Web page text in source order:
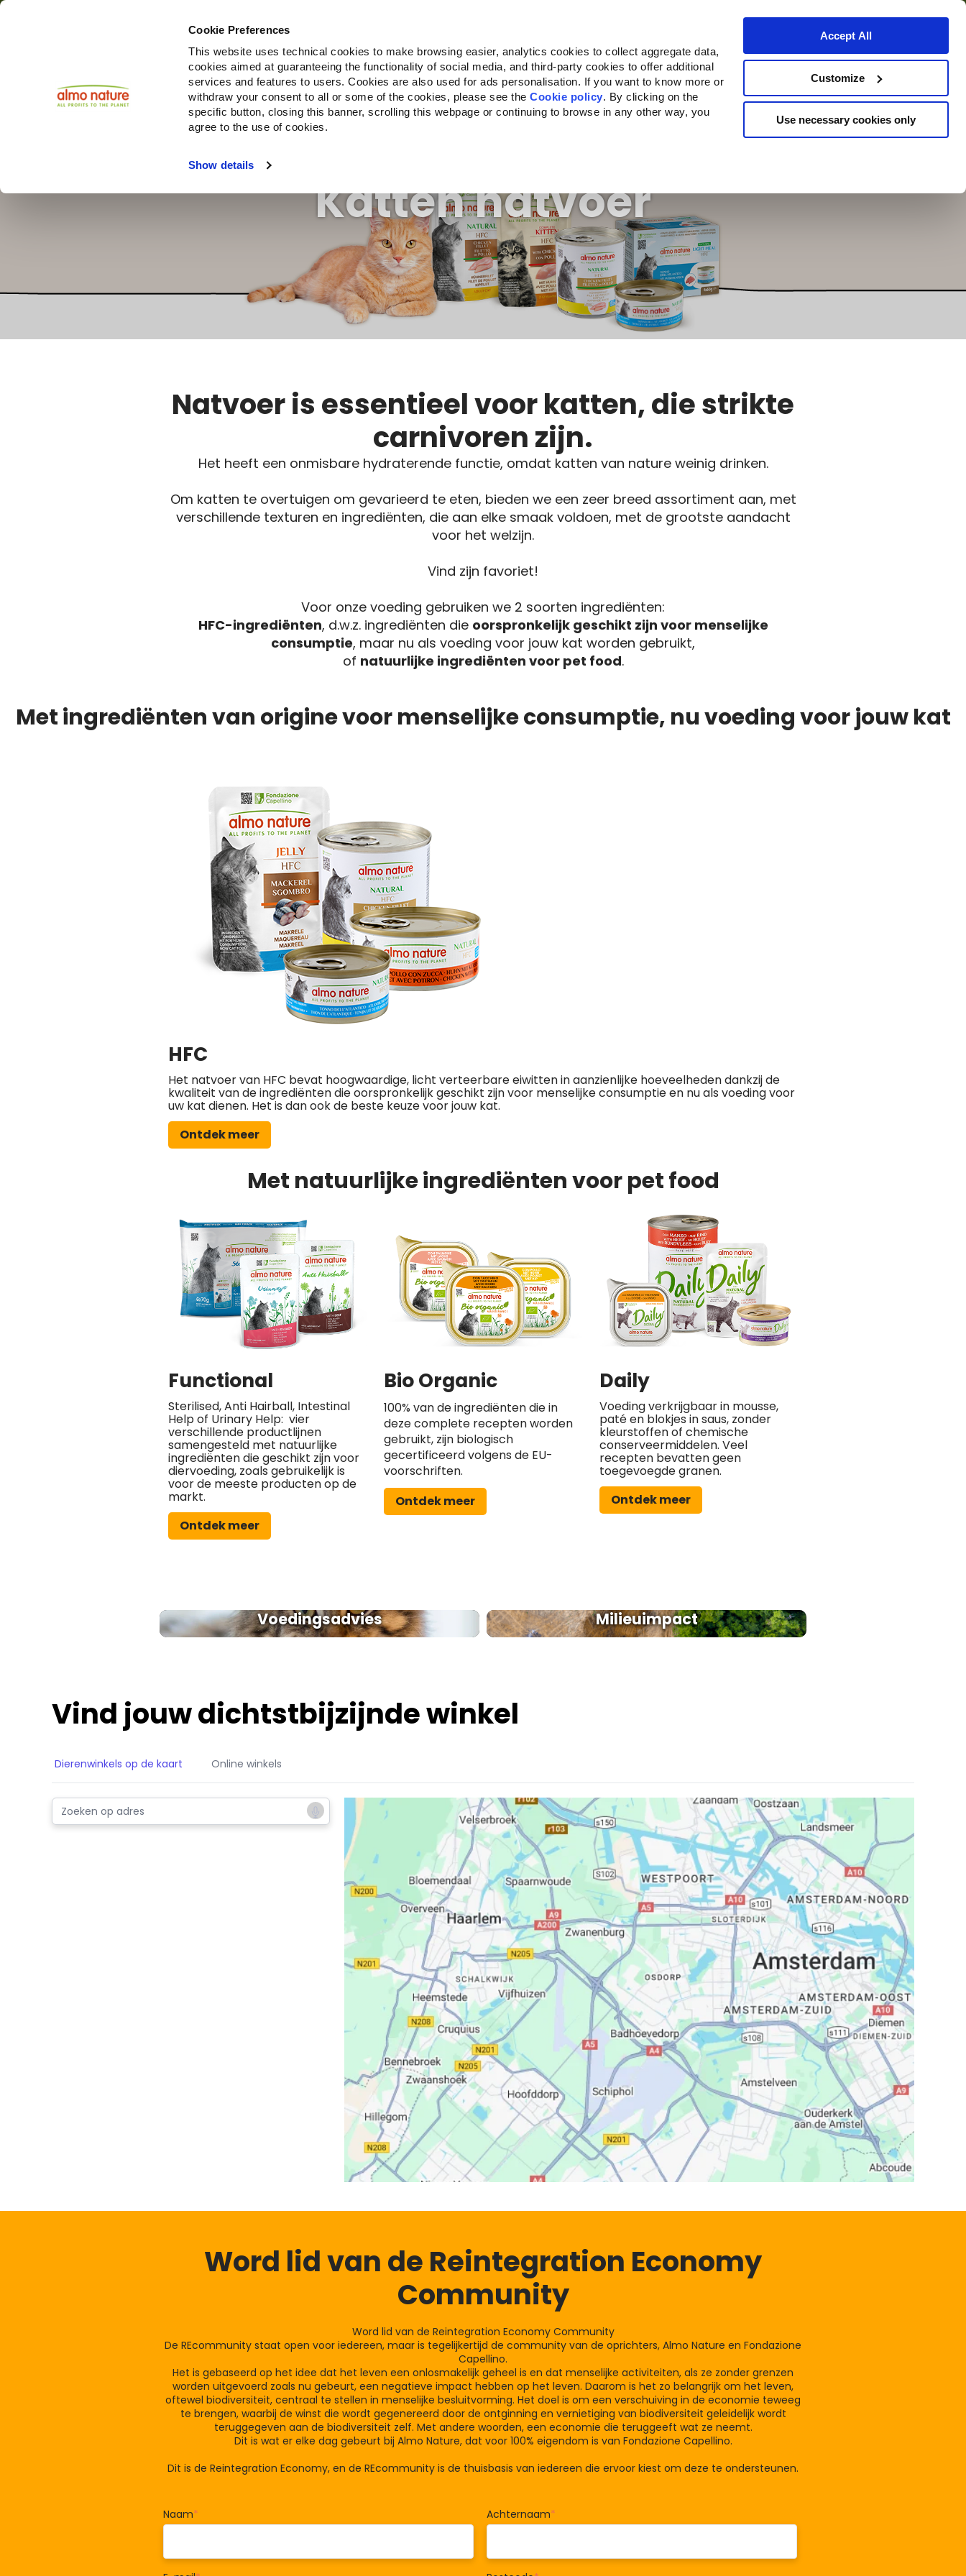
Cookie Preferences
This website uses technical cookies to make browsing easier, analytics cookies to collect aggregate data,
cookies aimed at guaranteeing the functionality of social media, and third-party cookies to offer additional
services and features to users. Cookies are also used for ads personalisation. If you want to know more or
withdraw your consent to all or some of the cookies, please see theCookie policy. By clicking on the
specific button, closing this banner, scrolling this webpage or continuing to browse in any other way, you
agree to the use of cookies.
Show details
Accept All
Customize
Use necessary cookies only
Producten Companion for Life Oproep voor projecten Over ons Waar te koop
Choose another country or region to see content specific to your location.
Katten natvoer
Natvoer is essentieel voor katten, die strikte
carnivoren zijn.
Het heeft een onmisbare hydraterende functie, omdat katten van nature weinig drinken.
Om katten te overtuigen om gevarieerd te eten, bieden we een zeer breed assortiment aan, met
verschillende texturen en ingrediënten, die aan elke smaak voldoen, met de grootste aandacht
voor het welzijn.
Vind zijn favoriet!
Voor onze voeding gebruiken we 2 soorten ingrediënten:
HFC-ingrediënten, d.w.z. ingrediënten die oorspronkelijk geschikt zijn voor menselijke
consumptie, maar nu als voeding voor jouw kat worden gebruikt,
of natuurlijke ingrediënten voor pet food.
Met ingrediënten van origine voor menselijke consumptie, nu voeding voor jouw kat
HFC
Het natvoer van HFC bevat hoogwaardige, licht verteerbare eiwitten in aanzienlijke hoeveelheden dankzij de
kwaliteit van de ingrediënten die oorspronkelijk geschikt zijn voor menselijke consumptie en nu als voeding voor
uw kat dienen. Het is dan ook de beste keuze voor jouw kat.
Ontdek meer
Met natuurlijke ingrediënten voor pet food
Functional
Sterilised, Anti Hairball, Intestinal
Help of Urinary Help: vier
verschillende productlijnen
samengesteld met natuurlijke
ingrediënten die geschikt zijn voor
diervoeding, zoals gebruikelijk is
voor de meeste producten op de
markt.
Ontdek meer
Bio Organic
100% van de ingrediënten die in
deze complete recepten worden
gebruikt, zijn biologisch
gecertificeerd volgens de EU-
voorschriften.
Ontdek meer
Daily
Voeding verkrijgbaar in mousse,
paté en blokjes in saus, zonder
kleurstoffen of chemische
conserveermiddelen. Veel
recepten bevatten geen
toegevoegde granen.
Ontdek meer
Voedingsadvies Milieuimpact
Vind jouw dichtstbijzijnde winkel
Dierenwinkels op de kaart Online winkels
Word lid van de Reintegration Economy
Community
Word lid van de Reintegration Economy Community
De REcommunity staat open voor iedereen, maar is tegelijkertijd de community van de oprichters, Almo Nature en Fondazione
Capellino.
Het is gebaseerd op het idee dat het leven een onlosmakelijk geheel is en dat menselijke activiteiten, als ze zonder grenzen
worden uitgevoerd zoals nu gebeurt, een negatieve impact hebben op het leven. Daarom is het zo belangrijk om het leven,
oftewel biodiversiteit, centraal te stellen in menselijke besluitvorming. Het doel is om een verschuiving in de economie teweeg
te brengen, waarbij de winst die wordt gegenereerd door de ontginning en vernietiging van biodiversiteit geleidelijk wordt
teruggegeven aan de biodiversiteit zelf. Met andere woorden, een economie die teruggeeft wat ze neemt.
Dit is wat er elke dag gebeurt bij Almo Nature, dat voor 100% eigendom is van Fondazione Capellino.
Dit is de Reintegration Economy, en de REcommunity is de thuisbasis van iedereen die ervoor kiest om deze te ondersteunen.
Naam* Achternaam*